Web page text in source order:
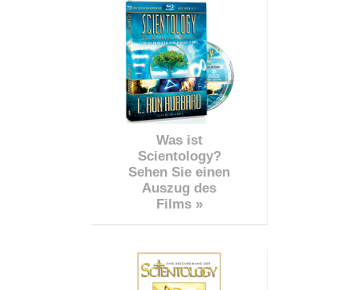
Was ist
Scientology?
Sehen Sie einen
Auszug des
Films »